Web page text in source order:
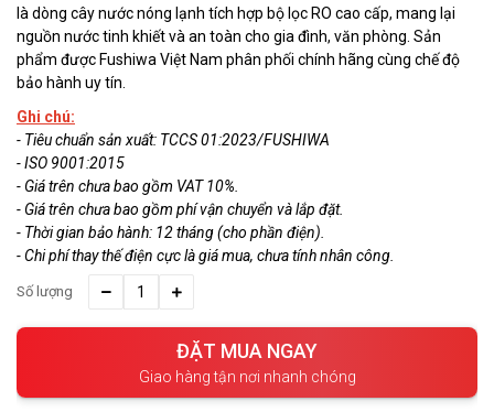
là dòng cây nước nóng lạnh tích hợp bộ lọc RO cao cấp, mang lại
nguồn nước tinh khiết và an toàn cho gia đình, văn phòng. Sản
phẩm được Fushiwa Việt Nam phân phối chính hãng cùng chế độ
bảo hành uy tín.
Ghi chú:
- Tiêu chuẩn sản xuất: TCCS 01:2023/FUSHIWA
- ISO 9001:2015
- Giá trên chưa bao gồm VAT 10%.
- Giá trên chưa bao gồm phí vận chuyển và lắp đặt.
- Thời gian bảo hành: 12 tháng (cho phần điện).
- Chi phí thay thế điện cực là giá mua, chưa tính nhân công.
Số lượng
ĐẶT MUA NGAY
Giao hàng tận nơi nhanh chóng